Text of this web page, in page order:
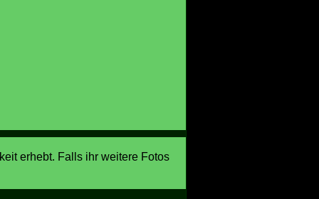
erhebt. Falls ihr weitere Fotos